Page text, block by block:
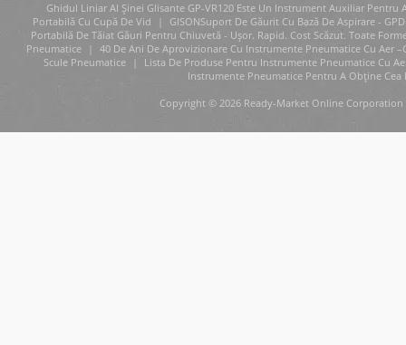
Ghidul Liniar Al Șinei Glisante GP-VR120 Este Un Instrument Auxiliar
Portabilă Cu Cupă De Vid
|
GISONSuport De Găurit Cu Bază De Aspirare -
Portabilă De Tăiat Găuri Pentru Chiuvetă - Ușor. Rapid. Cost Scăzut. Toate
Pneumatice
| 40 De Ani De Aprovizionare Cu Instrumente Pneumatice Cu Aer
Scule Pneumatice
|
Lista De Produse Pentru Instrumente Pneumatice Cu
Instrumente Pneumatice Pentru A Obține Cea
Copyright © 2026 Ready-Market Online